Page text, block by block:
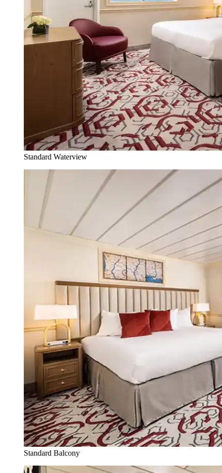
Standard Waterview
Standard Balcony